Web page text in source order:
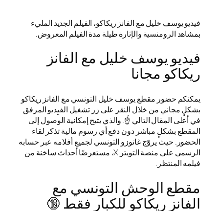
فيديو يوسف خليل مع الفانز ريكاكو، الفيلم الجديد المليء
بمشاهد الرومنسية والإثارة طيلة مدة الفيلم المعروض.
فيديو يوسف خليل مع الفانز
ريكاكو مجانا
يمكنكم حضور مقطع يوسف خليل التونسي مع الفانز ريكاكو
بشكلٍ مجاني من خلال النقر على زر تشغيل الفيِديو المرفق
في أعلى المقال التالي ☝️. والذي يتيح إمكانية الوصول إلى
المقطع بشكلٍ مباشر دون دفع أي رسوم مالية تذكر لقاء
الحضور. حيث يروّج غاتوزو التونسي لجميع أفلامه عبر حسابه
الرسمي على منصة التويتر X، مستعرضًا أحداث ساخنة من
فيلمه المنتظر.
مقطع الوحش التونسي مع
الفانز ريكاكو للكبار فقط 🔞